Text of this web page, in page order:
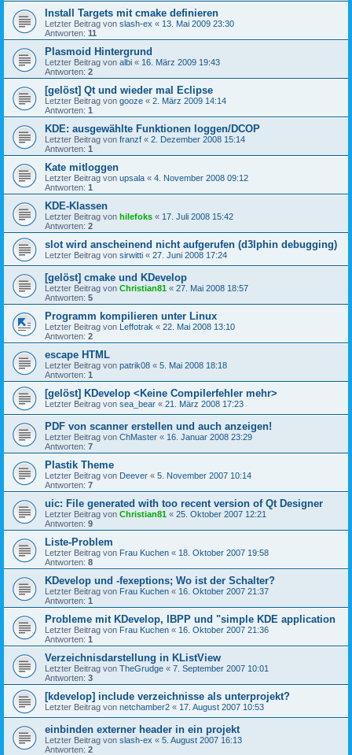
Install Targets mit cmake definieren
Letzter Beitrag von slash-ex « 13. Mai 2009 23:30
Antworten: 11
Plasmoid Hintergrund
Letzter Beitrag von albi « 16. März 2009 19:43
Antworten: 2
[gelöst] Qt und wieder mal Eclipse
Letzter Beitrag von gooze « 2. März 2009 14:14
Antworten: 1
KDE: ausgewählte Funktionen loggen/DCOP
Letzter Beitrag von franzf « 2. Dezember 2008 15:14
Antworten: 1
Kate mitloggen
Letzter Beitrag von upsala « 4. November 2008 09:12
Antworten: 1
KDE-Klassen
Letzter Beitrag von hilefoks « 17. Juli 2008 15:42
Antworten: 2
slot wird anscheinend nicht aufgerufen (d3lphin debugging)
Letzter Beitrag von sirwitti « 27. Juni 2008 17:24
[gelöst] cmake und KDevelop
Letzter Beitrag von Christian81 « 27. Mai 2008 18:57
Antworten: 5
Programm kompilieren unter Linux
Letzter Beitrag von Leffotrak « 22. Mai 2008 13:10
Antworten: 2
escape HTML
Letzter Beitrag von patrik08 « 5. Mai 2008 18:18
Antworten: 1
[gelöst] KDevelop <Keine Compilerfehler mehr>
Letzter Beitrag von sea_bear « 21. März 2008 17:23
PDF von scanner erstellen und auch anzeigen!
Letzter Beitrag von ChMaster « 16. Januar 2008 23:29
Antworten: 7
Plastik Theme
Letzter Beitrag von Deever « 5. November 2007 10:14
Antworten: 7
uic: File generated with too recent version of Qt Designer
Letzter Beitrag von Christian81 « 25. Oktober 2007 12:21
Antworten: 9
Liste-Problem
Letzter Beitrag von Frau Kuchen « 18. Oktober 2007 19:58
Antworten: 8
KDevelop und -fexeptions; Wo ist der Schalter?
Letzter Beitrag von Frau Kuchen « 16. Oktober 2007 21:37
Antworten: 1
Probleme mit KDevelop, IBPP und "simple KDE application
Letzter Beitrag von Frau Kuchen « 16. Oktober 2007 21:36
Antworten: 1
Verzeichnisdarstellung in KListView
Letzter Beitrag von TheGrudge « 7. September 2007 10:01
Antworten: 3
[kdevelop] include verzeichnisse als unterprojekt?
Letzter Beitrag von netchamber2 « 17. August 2007 10:53
einbinden externer header in ein projekt
Letzter Beitrag von slash-ex « 5. August 2007 16:13
Antworten: 2